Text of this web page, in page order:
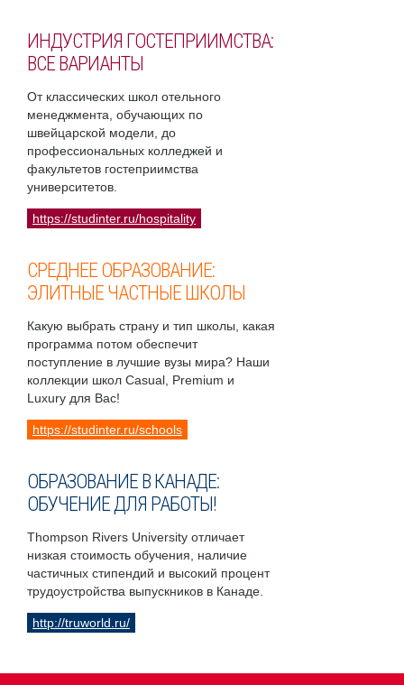
ИНДУСТРИЯ ГОСТЕПРИИМСТВА:
ВСЕ ВАРИАНТЫ
От классических школ отельного
менеджмента, обучающих по
швейцарской модели, до
профессиональных колледжей и
факультетов гостеприимства
университетов.
https://studinter.ru/hospitality
СРЕДНЕЕ ОБРАЗОВАНИЕ:
ЭЛИТНЫЕ ЧАСТНЫЕ ШКОЛЫ
Какую выбрать страну и тип школы, какая
программа потом обеспечит
поступление в лучшие вузы мира? Наши
коллекции школ Casual, Premium и
Luxury для Вас!
https://studinter.ru/schools
ОБРАЗОВАНИЕ В КАНАДЕ:
ОБУЧЕНИЕ ДЛЯ РАБОТЫ!
Thompson Rivers University отличает
низкая стоимость обучения, наличие
частичных стипендий и высокий процент
трудоустройства выпускников в Канаде.
http://truworld.ru/